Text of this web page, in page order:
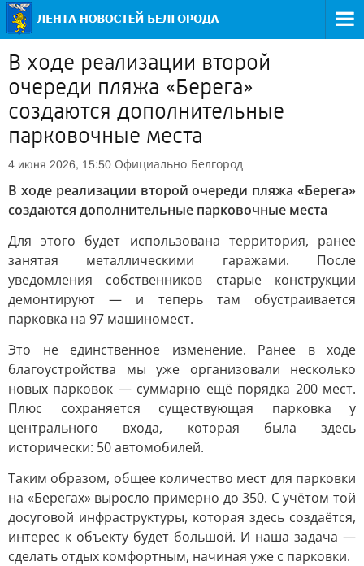
В ходе реализации второй
очереди пляжа «Берега»
создаются дополнительные
парковочные места
4 июня 2026, 15:50 Официально Белгород
В ходе реализации второй очереди пляжа «Берега»
создаются дополнительные парковочные места
Для этого будет использована территория, ранее
занятая металлическими гаражами. После
уведомления собственников старые конструкции
демонтируют — и теперь там обустраивается
парковка на 97 машиномест.
Это не единственное изменение. Ранее в ходе
благоустройства мы уже организовали несколько
новых парковок — суммарно ещё порядка 200 мест.
Плюс сохраняется существующая парковка у
центрального входа, которая была здесь
исторически: 50 автомобилей.
Таким образом, общее количество мест для парковки
на «Берегах» выросло примерно до 350. С учётом той
досуговой инфраструктуры, которая здесь создаётся,
интерес к объекту будет большой. И наша задача —
сделать отдых комфортным, начиная уже с парковки.